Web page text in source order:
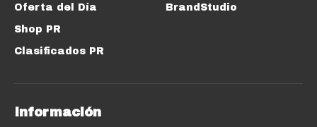
Oferta del Día
Shop PR
Clasificados PR
BrandStudio
Información